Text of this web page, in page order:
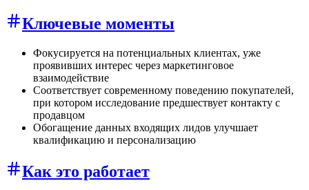
Ключевые моменты
Фокусируется на потенциальных клиентах, уже
проявивших интерес через маркетинговое
взаимодействие
Соответствует современному поведению покупателей,
при котором исследование предшествует контакту с
продавцом
Обогащение данных входящих лидов улучшает
квалификацию и персонализацию
Как это работает